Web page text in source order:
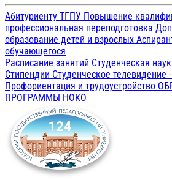
Абитуриенту ТГПУ Повышение
профессиональная переподготовка
образование детей и взрослых
обучающегося
Расписание занятий Студенческая
Стипендии Студенческое телевидение
Профориентация и трудоустройство
ПРОГРАММЫ НОКО